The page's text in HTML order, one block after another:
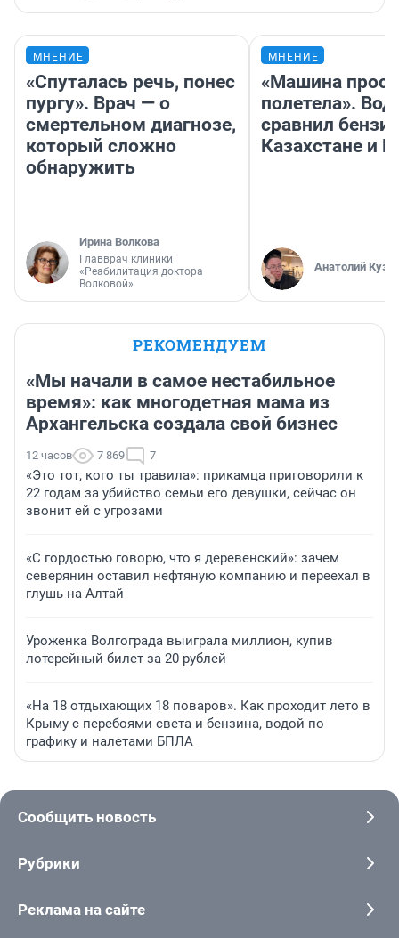
МНЕНИЕ
«Спуталась речь, понес
пургу». Врач — о
смертельном диагнозе,
который сложно
обнаружить
Ирина Волкова
Главврач клиники
«Реабилитация доктора
Волковой»
МНЕНИЕ
«Машина
полетела».
сравнил
Казахстане и
Анатолий
РЕКОМЕНДУЕМ
«Мы начали в самое нестабильное
время»: как многодетная мама из
Архангельска создала свой бизнес
12 часов 7 869 7
«Это тот, кого ты травила»: прикамца приговорили к
22 годам за убийство семьи его девушки, сейчас он
звонит ей с угрозами
«С гордостью говорю, что я деревенский»: зачем
северянин оставил нефтяную компанию и переехал в
глушь на Алтай
Уроженка Волгограда выиграла миллион, купив
лотерейный билет за 20 рублей
«На 18 отдыхающих 18 поваров». Как проходит лето в
Крыму с перебоями света и бензина, водой по
графику и налетами БПЛА
Сообщить новость
Рубрики
Реклама на сайте